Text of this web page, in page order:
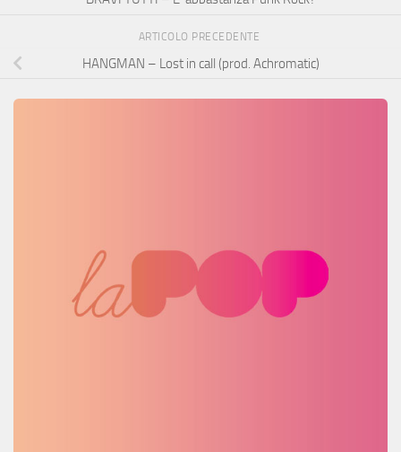
ARTICOLO PRECEDENTE
HANGMAN – Lost in call (prod. Achromatic)